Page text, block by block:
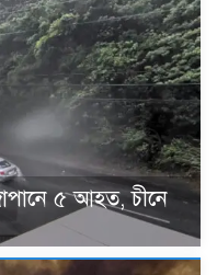
৫ আহত, চীনে